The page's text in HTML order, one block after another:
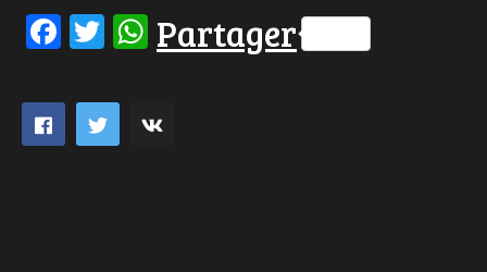
Facebook
Twitter
WhatsApp
Partager